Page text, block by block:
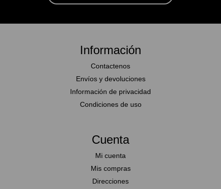
Información
Contactenos
Envíos y devoluciones
Información de privacidad
Condiciones de uso
Cuenta
Mi cuenta
Mis compras
Direcciones